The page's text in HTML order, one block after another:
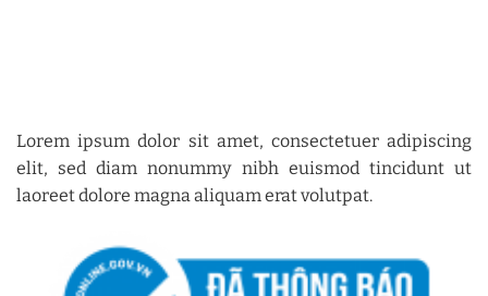
Lorem ipsum dolor sit amet, consectetuer adipiscing
elit, sed diam nonummy nibh euismod tincidunt ut
laoreet dolore magna aliquam erat volutpat.